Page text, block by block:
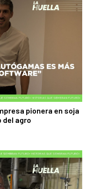
pionera en soja
del agro